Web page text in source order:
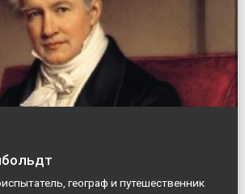
географ и путешественник